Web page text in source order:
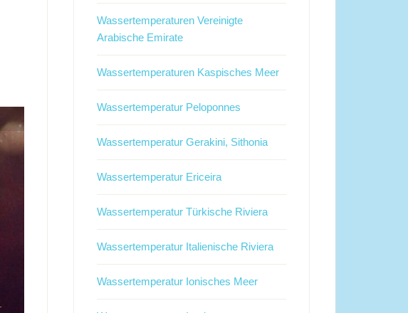
Wassertemperaturen Vereinigte
Arabische Emirate
Wassertemperaturen Kaspisches Meer
Wassertemperatur Peloponnes
Wassertemperatur Gerakini, Sithonia
Wassertemperatur Ericeira
Wassertemperatur Türkische Riviera
Wassertemperatur Italienische Riviera
Wassertemperatur Ionisches Meer